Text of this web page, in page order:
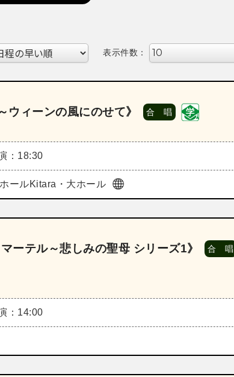
表示件数：
ィーンの風にのせて》 合 唱
：18:30
ールKitara・大ホール
ーテル～悲しみの聖母 シリーズ1》 合 唱
：14:00